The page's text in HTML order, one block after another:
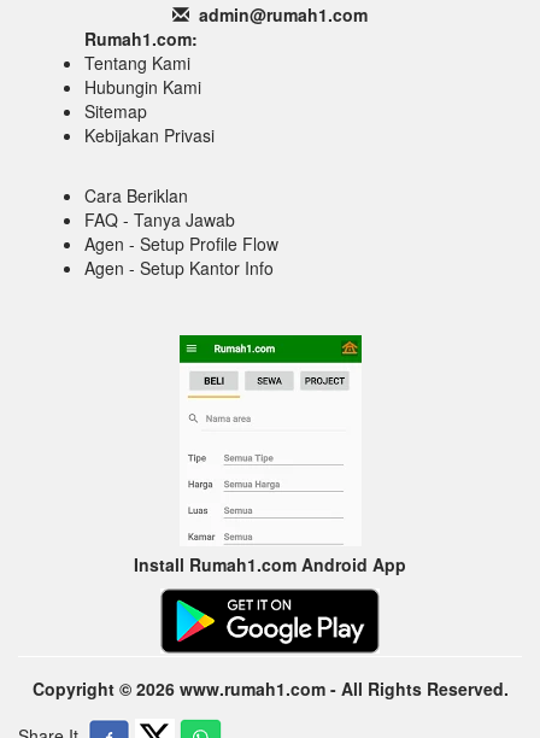
admin@rumah1.com
Rumah1.com:
Tentang Kami
Hubungin Kami
Sitemap
Kebijakan Privasi
Cara Beriklan
FAQ - Tanya Jawab
Agen - Setup Profile Flow
Agen - Setup Kantor Info
Install Rumah1.com Android App
Copyright © 2026 www.rumah1.com - All Rights Reserved.